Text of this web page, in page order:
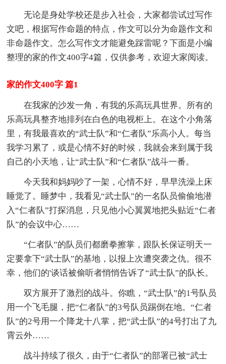
无论是身处学校还是步入社会，大家都尝试过写作
文吧，根据写作命题的特点，作文可以分为命题作文和
非命题作文。怎么写作文才能避免踩雷呢？下面是小编
整理的家的作文400字4篇，仅供参考，欢迎大家阅读。
家的作文400字 篇1
在我家的沙发一角，有我的乐高玩具世界。所有的
乐高玩具整齐地排列在白色的电视柜上。在这个小角落
里，有我最喜欢的“武士队”和“仁者队”乐高小人。每当
我学习累了，或是心情不好的时候，我就会来到属于我
自己的小天地，让“武士队”和“仁者队”战斗一番。
今天我和妈妈吵了一架，心情不好，早早洗澡上床
睡觉了。睡梦中，我看见“武士队”的一名队员偷偷地潜
入“仁者队”打探消息，只见他小心翼翼地把头贴近“仁者
队”的会议中心……
“仁者队”的队员们都磨拳擦掌，跟队长保证明天一
定要拿下“武士队”的基地，以报上次遭突袭之仇。很不
幸，他们的'谈话被偷听者悄悄告诉了“武士队”的队长。
双方展开了激烈的战斗。你瞧，“武士队”的1号队员
用一个飞毛腿，把“仁者队”的3号队员踢倒在地。“仁者
队”的2号用一个降龙十八掌，把“武士队”的4号打出了九
霄云外……
战斗持续了很久，由于“仁者队”的部署已被“武士